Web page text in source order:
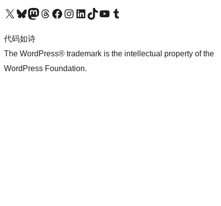
关注我们的 X（原 Twitter）账号访问我们的 Bluesky 账号关注我们的 Mastodon 账号访问我们的 Threads 账号 访问我们的 Facebook 公共主页关注我们的 Instagram 账号 关注我们的 LinkedIn 主页访问我们的 TikTok 账号访问我们的 YouTube 频道 访问我们的 Tumblr 账号
代码如诗
The WordPress® trademark is the intellectual property of the
WordPress Foundation.